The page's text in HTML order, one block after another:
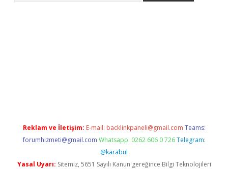
Reklam ve İletişim: E-mail: backlinkpaneli@gmail.com Teams:
forumhizmeti@gmail.com Whatsapp: 0262 606 0 726 Telegram:
@karabul
Yasal Uyarı: Sitemiz, 5651 Sayılı Kanun gereğince Bilgi Teknolojileri